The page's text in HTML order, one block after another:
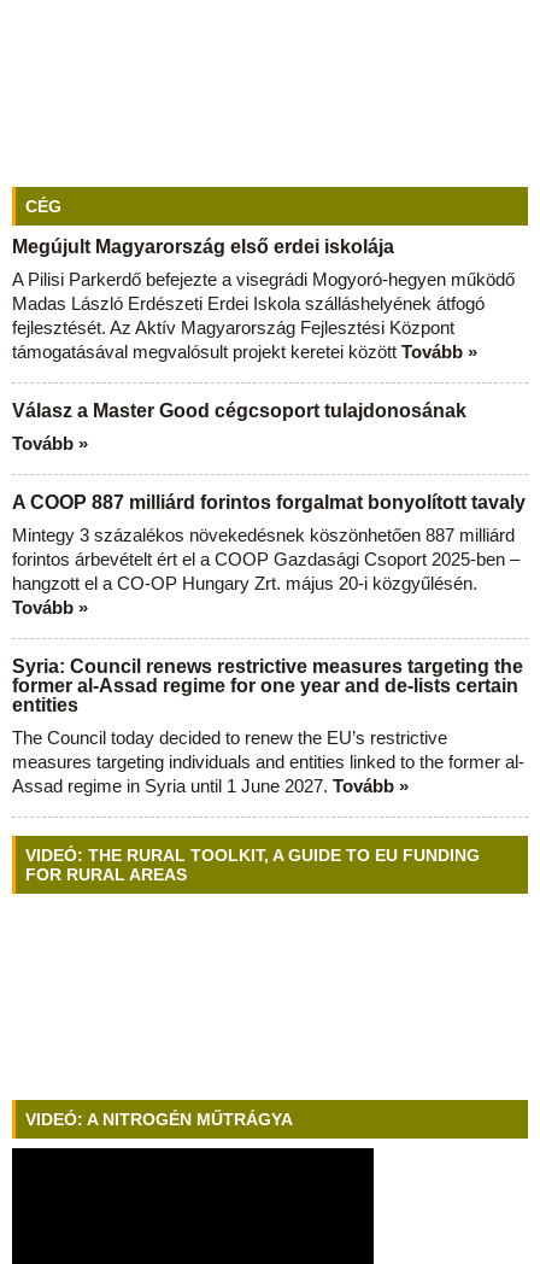
CÉG
Megújult Magyarország első erdei iskolája
A Pilisi Parkerdő befejezte a visegrádi Mogyoró-hegyen működő
Madas László Erdészeti Erdei Iskola szálláshelyének átfogó
fejlesztését. Az Aktív Magyarország Fejlesztési Központ
támogatásával megvalósult projekt keretei között Tovább »
Válasz a Master Good cégcsoport tulajdonosának
Tovább »
A COOP 887 milliárd forintos forgalmat bonyolított tavaly
Mintegy 3 százalékos növekedésnek köszönhetően 887 milliárd
forintos árbevételt ért el a COOP Gazdasági Csoport 2025-ben –
hangzott el a CO-OP Hungary Zrt. május 20-i közgyűlésén.
Tovább »
Syria: Council renews restrictive measures targeting the
former al-Assad regime for one year and de-lists certain
entities
The Council today decided to renew the EU’s restrictive
measures targeting individuals and entities linked to the former al-
Assad regime in Syria until 1 June 2027. Tovább »
VIDEÓ: THE RURAL TOOLKIT, A GUIDE TO EU FUNDING
FOR RURAL AREAS
VIDEÓ: A NITROGÉN MŰTRÁGYA